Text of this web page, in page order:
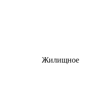
Жилищное